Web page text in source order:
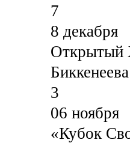
7
8 декабря
Открытый
3
06 ноября
«Кубок